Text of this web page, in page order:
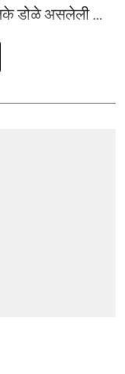
डोळे असलेली ...